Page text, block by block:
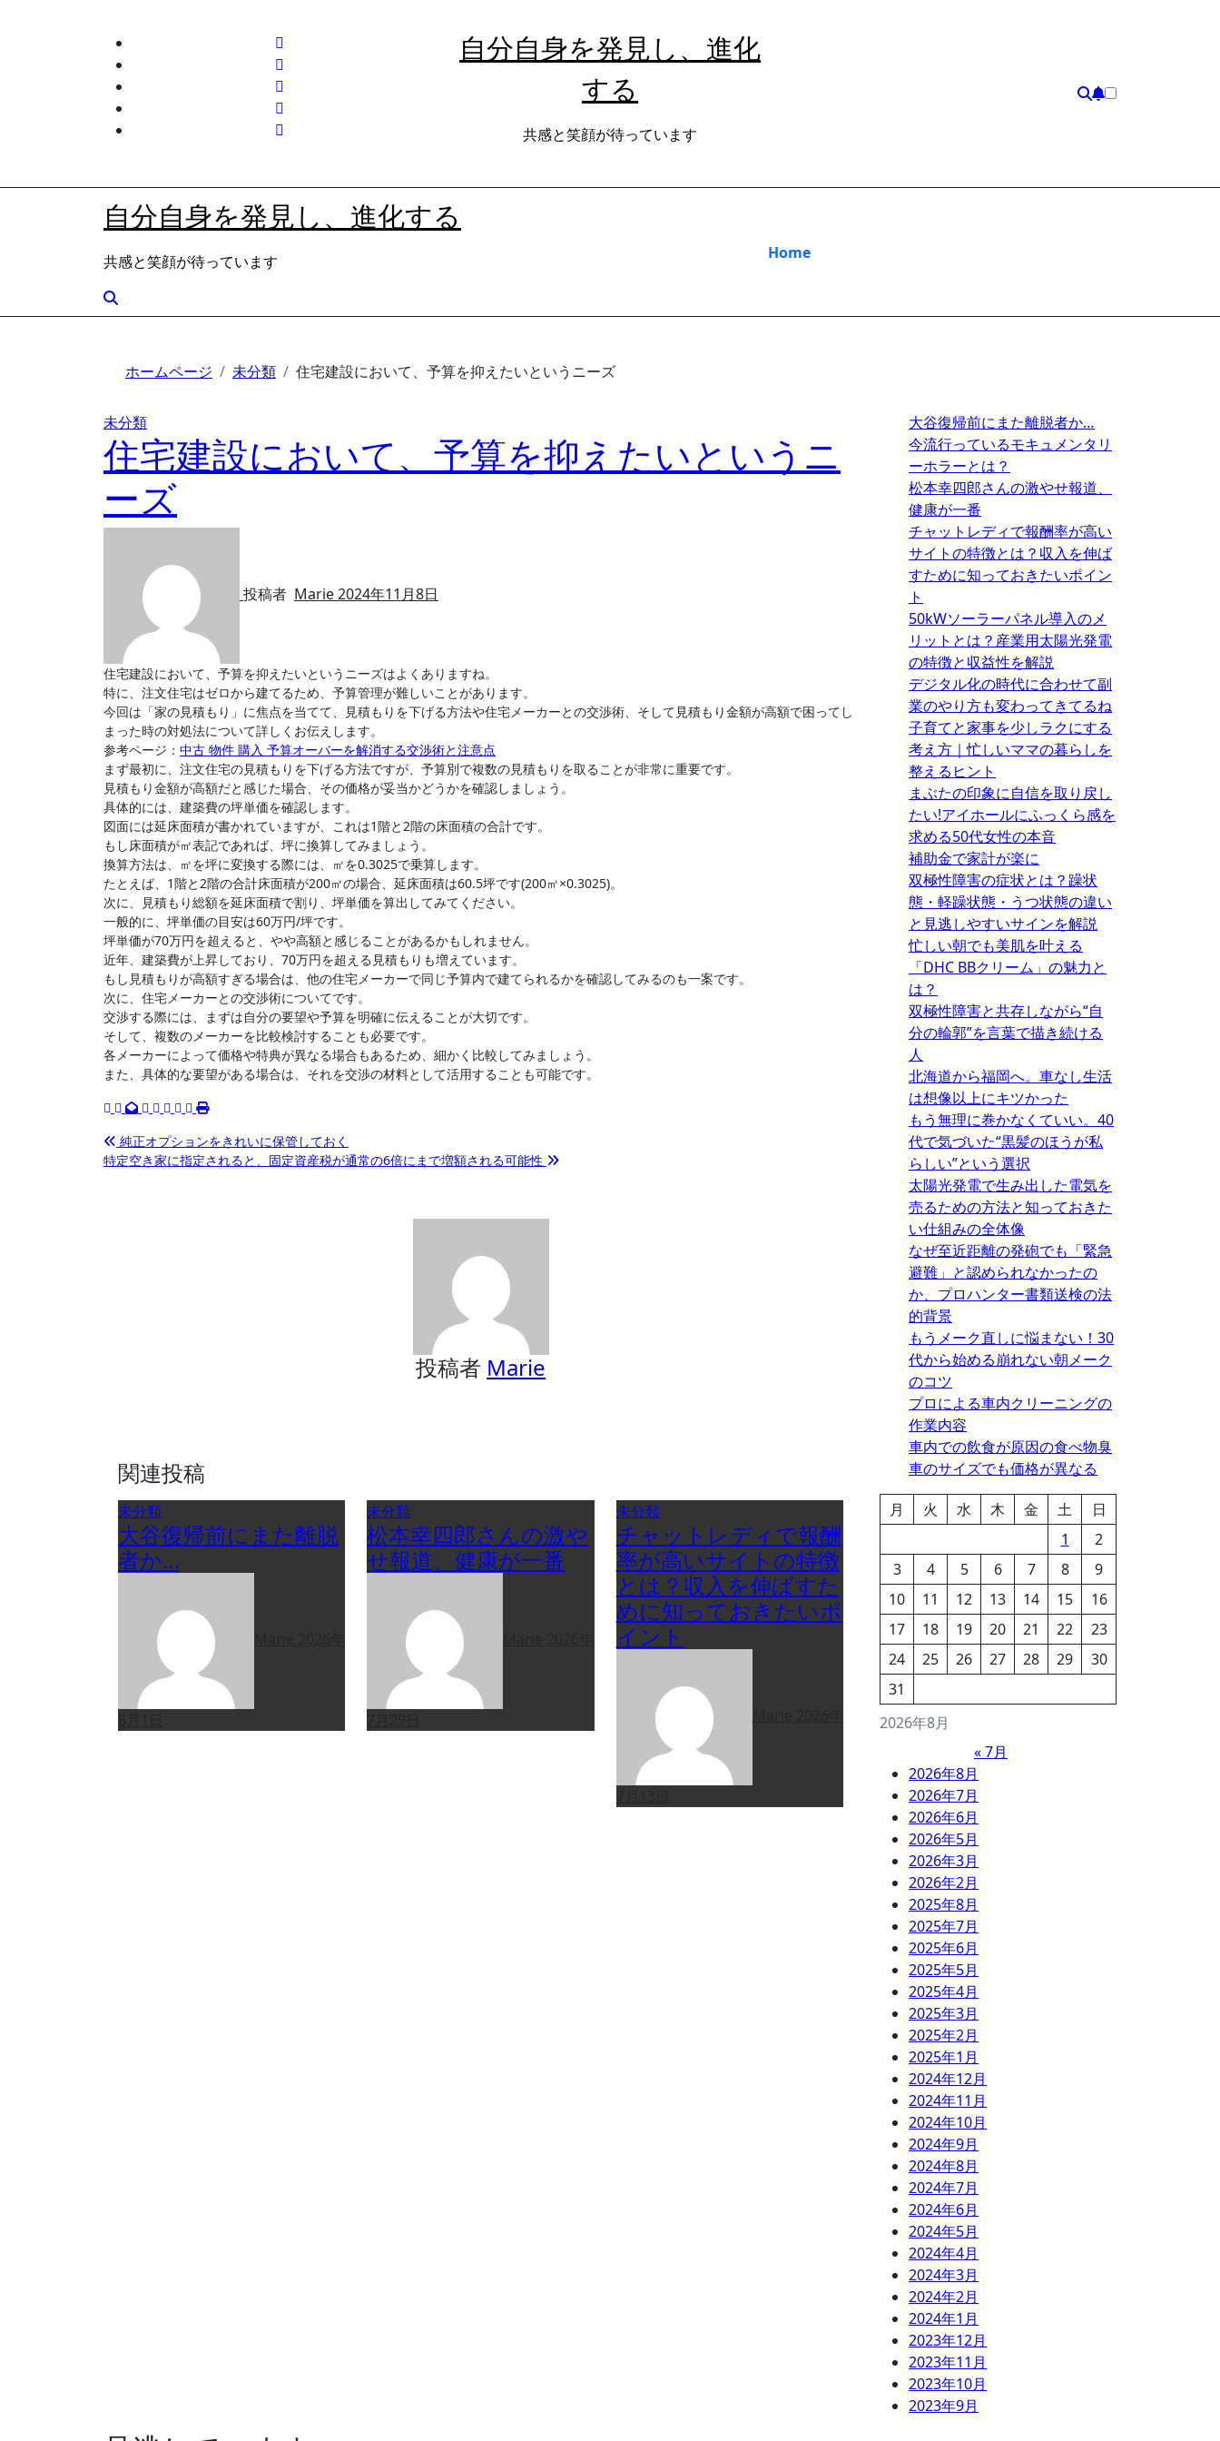
自分自身を発見し、進化
する
共感と笑顔が待っています
自分自身を発見し、進化する
共感と笑顔が待っています Home
ホームページ 未分類 住宅建設において、予算を抑えたいというニーズ
未分類
住宅建設において、予算を抑えたいというニ
ーズ
投稿者 Marie2024年11月8日
住宅建設において、予算を抑えたいというニーズはよくありますね。
特に、注文住宅はゼロから建てるため、予算管理が難しいことがあります。
今回は「家の見積もり」に焦点を当てて、見積もりを下げる方法や住宅メーカーとの交渉術、そして見積もり金額が高額で困ってし
まった時の対処法について詳しくお伝えします。
参考ページ： 中古 物件 購入 予算オーバーを解消する交渉術と注意点
まず最初に、注文住宅の見積もりを下げる方法ですが、予算別で複数の見積もりを取ることが非常に重要です。
見積もり金額が高額だと感じた場合、その価格が妥当かどうかを確認しましょう。
具体的には、建築費の坪単価を確認します。
図面には延床面積が書かれていますが、これは1階と2階の床面積の合計です。
もし床面積が㎡表記であれば、坪に換算してみましょう。
換算方法は、㎡を坪に変換する際には、㎡を0.3025で乗算します。
たとえば、1階と2階の合計床面積が200㎡の場合、延床面積は60.5坪です(200㎡×0.3025)。
次に、見積もり総額を延床面積で割り、坪単価を算出してみてください。
一般的に、坪単価の目安は60万円/坪です。
坪単価が70万円を超えると、やや高額と感じることがあるかもしれません。
近年、建築費が上昇しており、70万円を超える見積もりも増えています。
もし見積もりが高額すぎる場合は、他の住宅メーカーで同じ予算内で建てられるかを確認してみるのも一案です。
次に、住宅メーカーとの交渉術についてです。
交渉する際には、まずは自分の要望や予算を明確に伝えることが大切です。
そして、複数のメーカーを比較検討することも必要です。
各メーカーによって価格や特典が異なる場合もあるため、細かく比較してみましょう。
また、具体的な要望がある場合は、それを交渉の材料として活用することも可能です。
投純正オプションをきれいに保管しておく
特定空き家に指定されると、固定資産税が通常の6倍にまで増額される可能性
投稿者 Marie
関連投稿
未分類
大谷復帰前にまた離脱
者か…
未分類
松本幸四郎さんの激や
せ報道、健康が一番
未分類
チャットレディで報酬
率が高いサイトの特徴
とは？収入を伸ばすた
めに知っておきたいポ
イント
大谷復帰前にまた離脱者か…
今流行っているモキュメンタリ
ーホラーとは？
松本幸四郎さんの激やせ報道、
健康が一番
チャットレディで報酬率が高い
サイトの特徴とは？収入を伸ば
すために知っておきたいポイン
ト
50kWソーラーパネル導入のメ
リットとは？産業用太陽光発電
の特徴と収益性を解説
デジタル化の時代に合わせて副
業のやり方も変わってきてるね
子育てと家事を少しラクにする
考え方｜忙しいママの暮らしを
整えるヒント
まぶたの印象に自信を取り戻し
たい!アイホールにふっくら感を
求める50代女性の本音
補助金で家計が楽に
双極性障害の症状とは？躁状
態・軽躁状態・うつ状態の違い
と見逃しやすいサインを解説
忙しい朝でも美肌を叶える
「DHC BBクリーム」の魅力と
は？
双極性障害と共存しながら“自
分の輪郭”を言葉で描き続ける
人
北海道から福岡へ。車なし生活
は想像以上にキツかった
もう無理に巻かなくていい。40
代で気づいた“黒髪のほうが私
らしい”という選択
太陽光発電で生み出した電気を
売るための方法と知っておきた
い仕組みの全体像
なぜ至近距離の発砲でも「緊急
避難」と認められなかったの
か、プロハンター書類送検の法
的背景
もうメーク直しに悩まない！30
代から始める崩れない朝メーク
のコツ
プロによる車内クリーニングの
作業内容
車内での飲食が原因の食べ物臭
車のサイズでも価格が異なる
2026年8月
月 火 水 木 金 土
日
1
2
3
4 5 6 7 8
9
10
11 12 13 14 15
16
17
18 19 20 21 22
23
24
25 26 27 28 29
30
31
« 7月
2026年8月
2026年7月
2026年6月
2026年5月
2026年3月
2026年2月
2025年8月
2025年7月
2025年6月
2025年5月
2025年4月
2025年3月
2025年2月
2025年1月
2024年12月
2024年11月
2024年10月
2024年9月
2024年8月
2024年7月
2024年6月
2024年5月
2024年4月
2024年3月
2024年2月
2024年1月
2023年12月
2023年11月
2023年10月
2023年9月